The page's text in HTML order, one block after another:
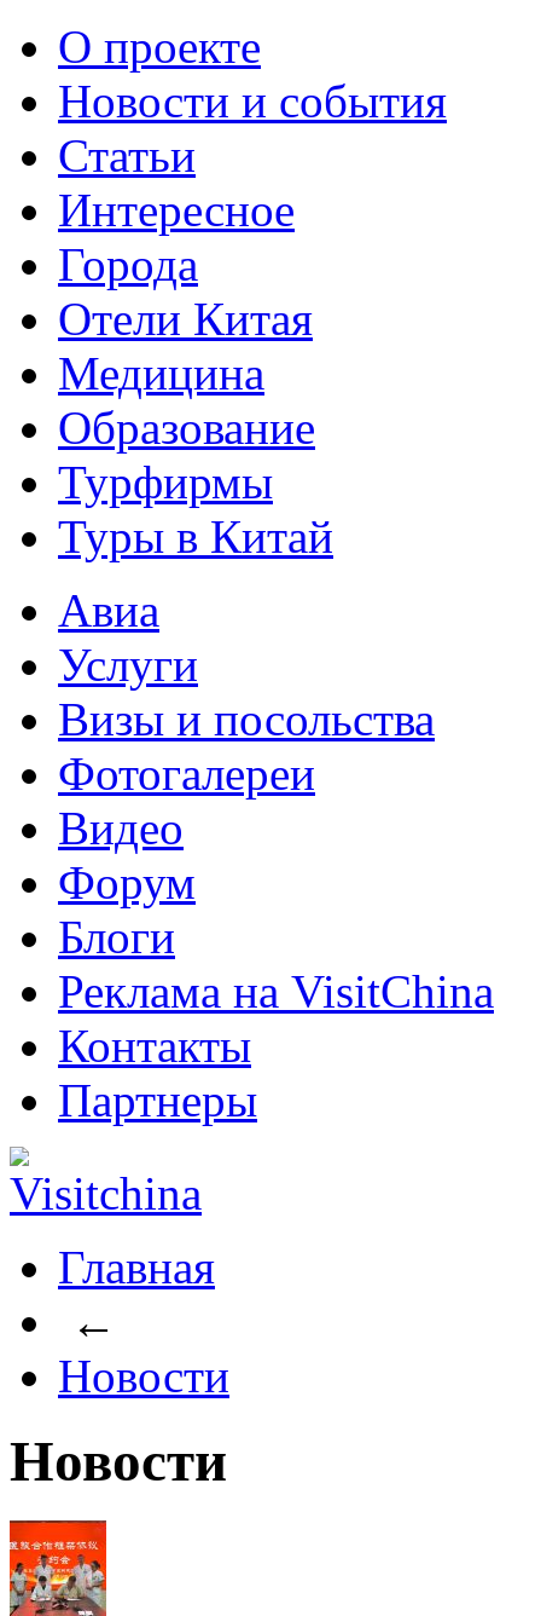
О проекте
Новости и события
Статьи
Интересное
Города
Отели Китая
Медицина
Образование
Турфирмы
Туры в Китай
Авиа
Услуги
Визы и посольства
Фотогалереи
Видео
Форум
Блоги
Реклама на VisitChina
Контакты
Партнеры
Главная
←
Новости
Новости